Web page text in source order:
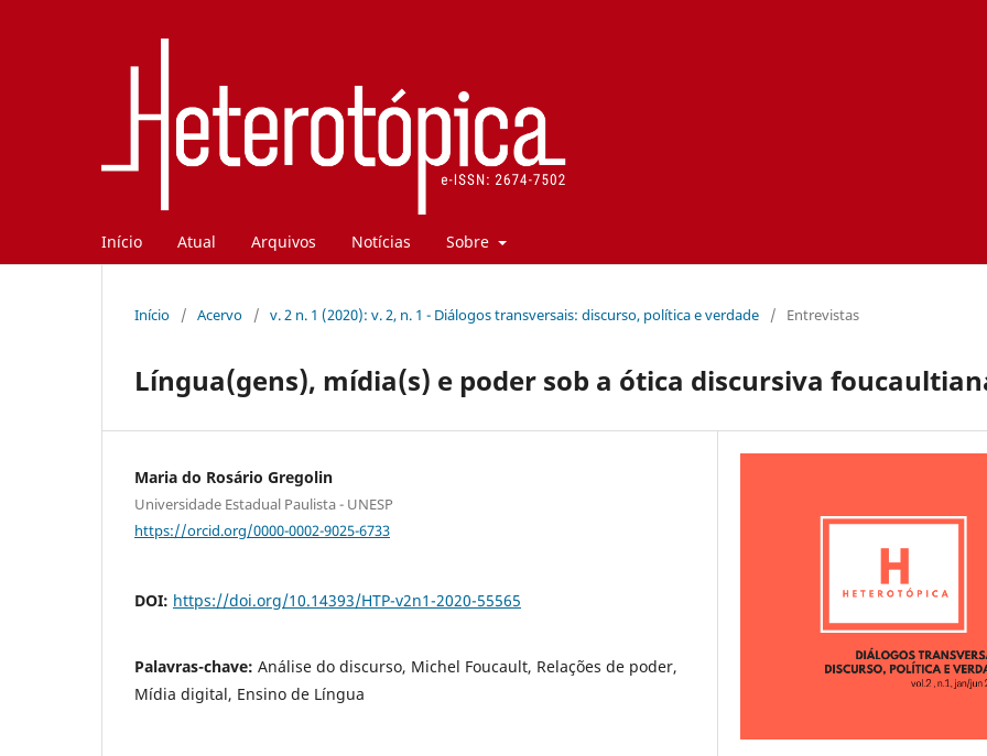
Início Atual Arquivos Notícias Sobre
Início / Acervo / v. 2 n. 1 (2020): v. 2, n. 1 - Diálogos transversais: discurso, política e verdade / Entrevistas
Língua(gens), mídia(s) e poder sob a ótica discursiva
Maria do Rosário Gregolin
Universidade Estadual Paulista - UNESP
https://orcid.org/0000-0002-9025-6733
DOI: https://doi.org/10.14393/HTP-v2n1-2020-55565
Palavras-chave: Análise do discurso, Michel Foucault, Relações de poder,
Mídia digital, Ensino de Língua